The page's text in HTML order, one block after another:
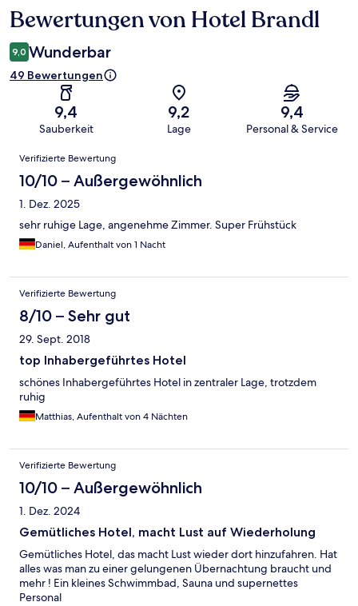
Bewertungen
Bewertungen von Hotel Brandl
9,0 Wunderbar
49 Bewertungen
9,4
Sauberkeit
9,2
Lage
9,4
Personal & Service
Bewertungen
Verifizierte Bewertung
10/10 – Außergewöhnlich
1. Dez. 2025
sehr ruhige Lage, angenehme Zimmer. Super Frühstück
Daniel, Aufenthalt von 1 Nacht
Verifizierte Bewertung
8/10 – Sehr gut
29. Sept. 2018
top Inhabergeführtes Hotel
schönes Inhabergeführtes Hotel in zentraler Lage, trotzdem
ruhig
Matthias, Aufenthalt von 4 Nächten
Verifizierte Bewertung
10/10 – Außergewöhnlich
1. Dez. 2024
Gemütliches Hotel, macht Lust auf Wiederholung
Gemütliches Hotel, das macht Lust wieder dort hinzufahren. Hat
alles was man zu einer gelungenen Übernachtung braucht und
mehr ! Ein kleines Schwimmbad, Sauna und supernettes
Personal